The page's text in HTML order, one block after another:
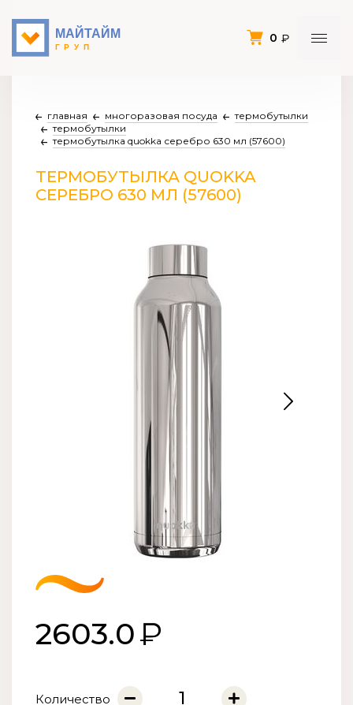
0
главная многоразовая посуда
термобутылки
термобутылки
термобутылка quokka серебро 630 мл (57600)
ТЕРМОБУТЫЛКА QUOKKA
СЕРЕБРО 630 МЛ (57600)
2603.0
Количество